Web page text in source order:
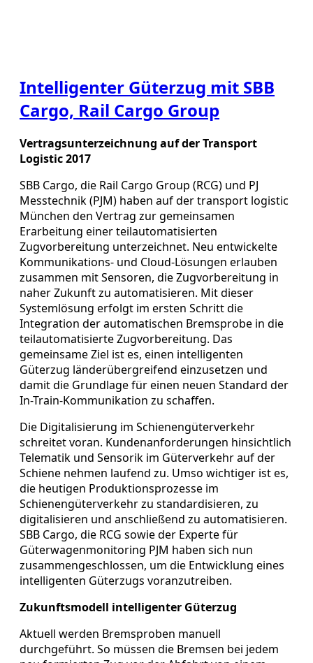
Intelligenter Güterzug mit SBB
Cargo, Rail Cargo Group
Vertragsunterzeichnung auf der Transport
Logistic 2017
SBB Cargo, die Rail Cargo Group (RCG) und PJ
Messtechnik (PJM) haben auf der transport logistic
München den Vertrag zur gemeinsamen
Erarbeitung einer teilautomatisierten
Zugvorbereitung unterzeichnet. Neu entwickelte
Kommunikations- und Cloud-Lösungen erlauben
zusammen mit Sensoren, die Zugvorbereitung in
naher Zukunft zu automatisieren. Mit dieser
Systemlösung erfolgt im ersten Schritt die
Integration der automatischen Bremsprobe in die
teilautomatisierte Zugvorbereitung. Das
gemeinsame Ziel ist es, einen intelligenten
Güterzug länderübergreifend einzusetzen und
damit die Grundlage für einen neuen Standard der
In-Train-Kommunikation zu schaffen.
Die Digitalisierung im Schienengüterverkehr
schreitet voran. Kundenanforderungen hinsichtlich
Telematik und Sensorik im Güterverkehr auf der
Schiene nehmen laufend zu. Umso wichtiger ist es,
die heutigen Produktionsprozesse im
Schienengüterverkehr zu standardisieren, zu
digitalisieren und anschließend zu automatisieren.
SBB Cargo, die RCG sowie der Experte für
Güterwagenmonitoring PJM haben sich nun
zusammengeschlossen, um die Entwicklung eines
intelligenten Güterzugs voranzutreiben.
Zukunftsmodell intelligenter Güterzug
Aktuell werden Bremsproben manuell
durchgeführt. So müssen die Bremsen bei jedem